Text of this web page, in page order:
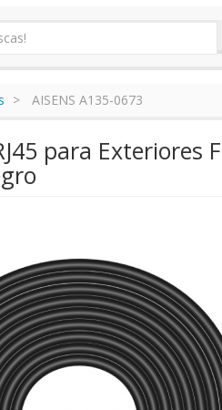
AISENS A135-0673
para Exteriores